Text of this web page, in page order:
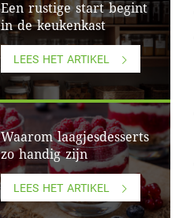
Een rustige start begint
in de keukenkast
LEES HET ARTIKEL
Waarom laagjesdesserts
zo handig zijn
LEES HET ARTIKEL